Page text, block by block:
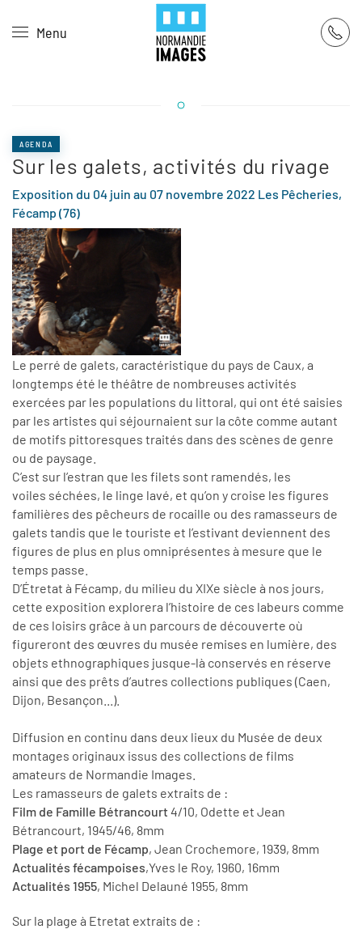
Skip to main content
Menu
AGENDA
Sur les galets, activités du rivage
Exposition du 04 juin au 07 novembre 2022 Les Pêcheries,
Fécamp (76)
Le perré de galets, caractéristique du pays de Caux, a
longtemps été le théâtre de nombreuses activités
exercées par les populations du littoral, qui ont été saisies
par les artistes qui séjournaient sur la côte comme autant
de motifs pittoresques traités dans des scènes de genre
ou de paysage.
C’est sur l’estran que les filets sont ramendés, les
voiles séchées, le linge lavé, et qu’on y croise les figures
familières des pêcheurs de rocaille ou des ramasseurs de
galets tandis que le touriste et l’estivant deviennent des
figures de plus en plus omniprésentes à mesure que le
temps passe.
D’Étretat à Fécamp, du milieu du XIXe siècle à nos jours,
cette exposition explorera l’histoire de ces labeurs comme
de ces loisirs grâce à un parcours de découverte où
figureront des œuvres du musée remises en lumière, des
objets ethnographiques jusque-là conservés en réserve
ainsi que des prêts d’autres collections publiques (Caen,
Dijon, Besançon...).
Diffusion en continu dans deux lieux du Musée de deux
montages originaux issus des collections de films
amateurs de Normandie Images.
Les ramasseurs de galets extraits de :
Film de Famille Bétrancourt4/10, Odette et Jean
Bétrancourt, 1945/46, 8mm
Plage et port de Fécamp, Jean Crochemore, 1939, 8mm
Actualités fécampoises,Yves le Roy, 1960, 16mm
Actualités 1955, Michel Delauné 1955, 8mm
Sur la plage à Etretat extraits de :
Panneau de gestion des cookies